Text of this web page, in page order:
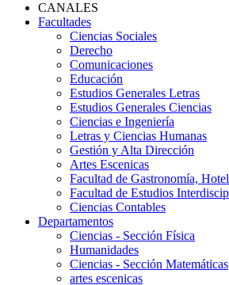
CANALES
Facultades
Ciencias Sociales
Derecho
Comunicaciones
Educación
Estudios Generales Letras
Estudios Generales Ciencias
Ciencias e Ingeniería
Letras y Ciencias Humanas
Gestión y Alta Dirección
Artes Escenicas
Facultad de Gastronomía,
Facultad de Estudios
Ciencias Contables
Departamentos
Ciencias - Sección Física
Humanidades
Ciencias - Sección Matemáticas
artes escenicas